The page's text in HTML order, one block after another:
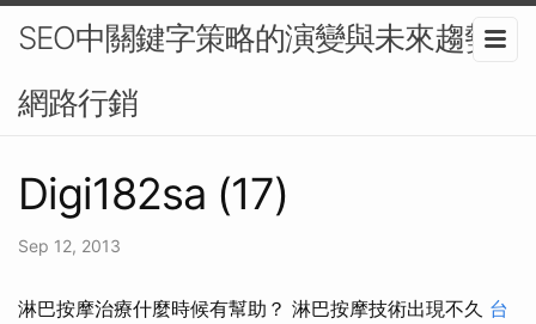
SEO中關鍵字策略的演變與未來趨勢-
網路行銷
Digi182sa (17)
Sep 12, 2013
淋巴按摩治療什麼時候有幫助？ 淋巴按摩技術出現不久 台